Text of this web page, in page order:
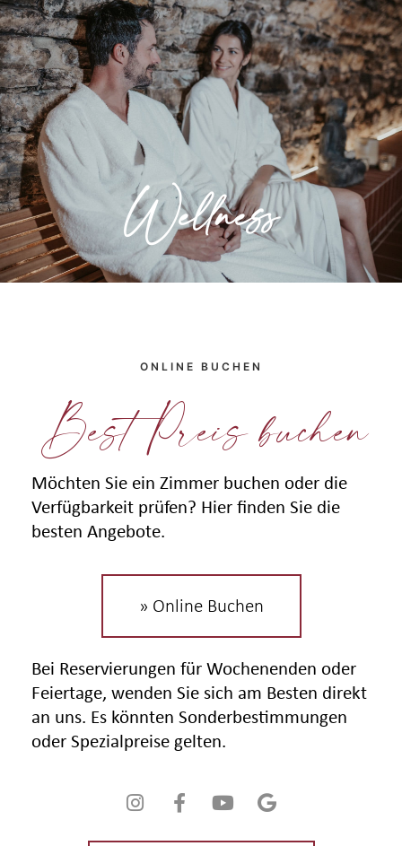
Wellness
Wellness
Entspannung für Körper und Seele. Lassen
Sie sich in unserem Wellness- und
Saunabereich verwöhnen.
» Mehr erfahren
ONLINE BUCHEN
Best Preis buchen
Möchten Sie ein Zimmer buchen oder die
Verfügbarkeit prüfen? Hier finden Sie die
besten Angebote.
» Online Buchen
Bei Reservierungen für Wochenenden oder
Feiertage, wenden Sie sich am Besten direkt
an uns. Es könnten Sonderbestimmungen
oder Spezialpreise gelten.